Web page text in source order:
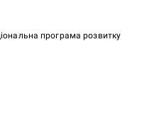
програма розвитку